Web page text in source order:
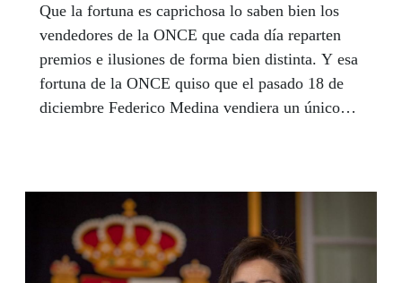
Que la fortuna es caprichosa lo saben bien los
vendedores de la ONCE que cada día reparten
premios e ilusiones de forma bien distinta. Y esa
fortuna de la ONCE quiso que el pasado 18 de
diciembre Federico Medina vendiera un único
Churriana bien cerca de una popular churrería
que se convirtió en el epicentro de los
comentarios de los vecinos del fin de semana.
Diciembre volvió a ser otro mes de fortuna en